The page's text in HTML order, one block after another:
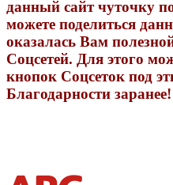
данный сайт чуточку
можете поделиться
оказалась Вам
Соцсетей. Для этого
кнопок Соцсеток под
Благодарности заранее!